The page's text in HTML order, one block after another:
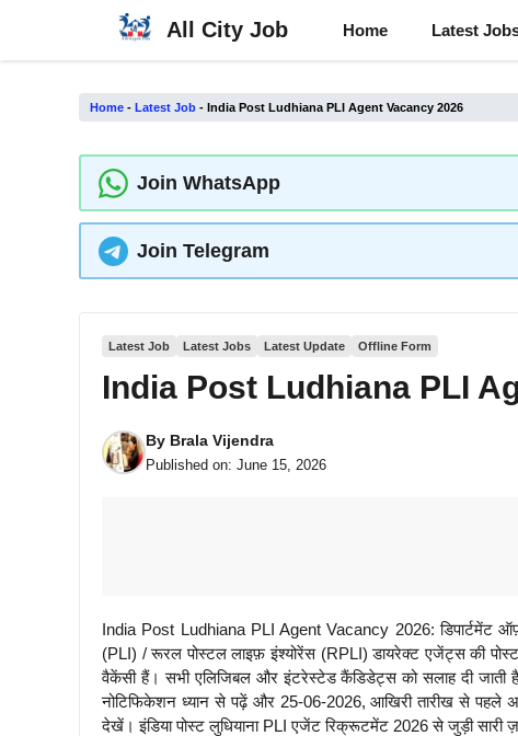
content
All City Job Home Latest
Home - Latest Job - India Post Ludhiana PLI Agent Vacancy 2026
Join WhatsApp
Join Telegram
Latest Job Latest Jobs Latest Update Offline Form
India Post Ludhiana PLI
By Brala Vijendra
Published on: June 15, 2026
India Post Ludhiana PLI Agent Vacancy 2026: डिपार्टमेंट
(PLI) / रूरल पोस्टल लाइफ़ इंश्योरेंस (RPLI) डायरेक्ट एजेंट्स की
वैकेंसी हैं। सभी एलिजिबल और इंटरेस्टेड कैंडिडेट्स को सलाह दी जाती
नोटिफिकेशन ध्यान से पढ़ें और 25-06-2026, आखिरी तारीख से पहले
देखें। इंडिया पोस्ट लुधियाना PLI एजेंट रिक्रूटमेंट 2026 से जुड़ी सारी